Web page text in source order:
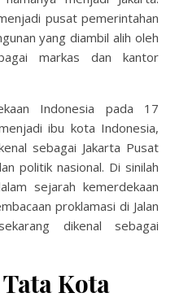
pusat pemerintahan
yang diambil alih oleh
markas dan kantor
Indonesia pada 17
ibu kota Indonesia,
sebagai Jakarta Pusat
politik nasional. Di sinilah
sejarah kemerdekaan
proklamasi di Jalan
dikenal sebagai
Kota